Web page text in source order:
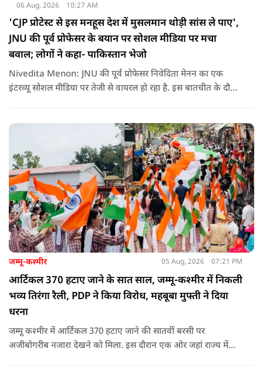
06 Aug, 2026 10:27 AM
'CJP प्रोटेस्ट से इस मनहूस देश में मुसलमान थोड़ी सांस ले पाए',
JNU की पूर्व प्रोफेसर के बयान पर सोशल मीडिया पर मचा
बवाल; लोगों ने कहा- पाकिस्तान भेजो
Nivedita Menon: JNU की पूर्व प्रोफेसर निवेदिता मेनन का एक
इंटरव्यू सोशल मीडिया पर तेजी से वायरल हो रहा है. इस बातचीत के दौरान
ज्यादा विवाद खड़ा कर दिया.
जम्मू-कश्मीर 05 Aug, 2026 07:21 PM
आर्टिकल 370 हटाए जाने के सात साल, जम्मू-कश्मीर में निकली
भव्य तिरंगा रैली, PDP ने किया विरोध, महबूबा मुफ्ती ने दिया
धरना
जम्मू कश्मीर में आर्टिकल 370 हटाए जाने की सातवीं बरसी पर
अजीबोगरीब नजारा देखने को मिला. इस दौरान एक ओर जहां राज्य में